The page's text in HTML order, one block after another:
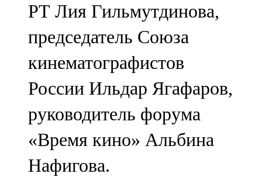
РТ Лия Гильмутдинова,
председатель Союза
кинематографистов
России Ильдар Ягафаров,
руководитель форума
«Время кино» Альбина
Нафигова.